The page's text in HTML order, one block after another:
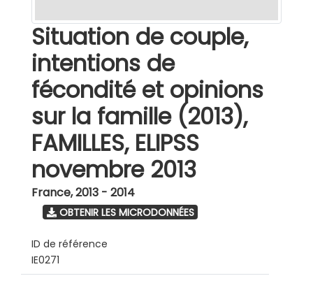
Situation de couple,
intentions de
fécondité et opinions
sur la famille (2013),
FAMILLES, ELIPSS
novembre 2013
France,2013 - 2014
OBTENIR LES MICRODONNÉES
ID de référence
IE0271